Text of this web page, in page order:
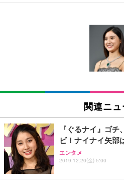
[EdoErgo] オフィス
い 跳ね上げ式アーム
キング pc 事務椅子
ン樹脂ベース 通気性
(黒網+黒枠+黒足)
SIHOO B100 オフィ
ュチェア 人間工学 疲
￥27,999
Sezlife オフィスチェ
ワーク チェア 強化バ
能 人間工学 椅子 腰サ
EIZO ビジネス向け
EV3240X-WT | 31.5
EIZO ビジネス向け
￥109,572
【純正品】27"ゲーミ
フック付き（CFI-
Amazonベーシック
回使い捨て 無香料 ホ
Amazonベーシック
x2袋(84枚) ホワイト(
￥3,234
ネオ・ルーライフ ネ
り 単品
関連ニュ
『ぐるナイ』ゴ
ビ！ナイナイ矢部
エンタメ
2019.12.20(金) 5:00